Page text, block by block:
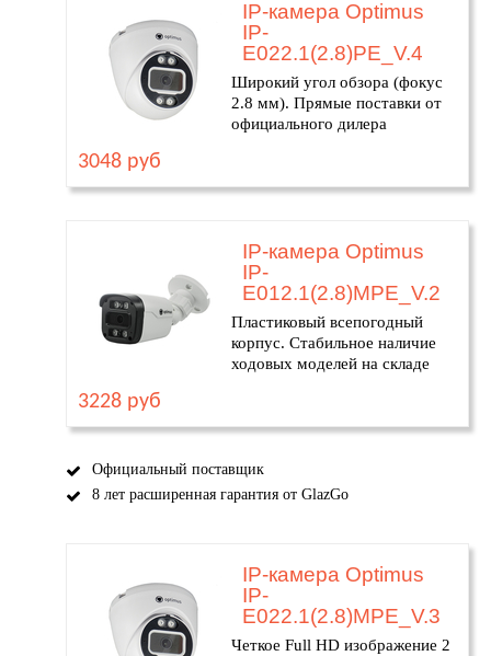
IP-камера Optimus
IP-
E022.1(2.8)PE_V.4
Широкий угол обзора (фокус
2.8 мм). Прямые поставки от
официального дилера
3048 руб
IP-камера Optimus
IP-
E012.1(2.8)MPE_V.2
Пластиковый всепогодный
корпус. Стабильное наличие
ходовых моделей на складе
3228 руб
Официальный поставщик
8 лет расширенная гарантия от GlazGo
IP-камера Optimus
IP-
E022.1(2.8)MPE_V.3
Четкое Full HD изображение 2